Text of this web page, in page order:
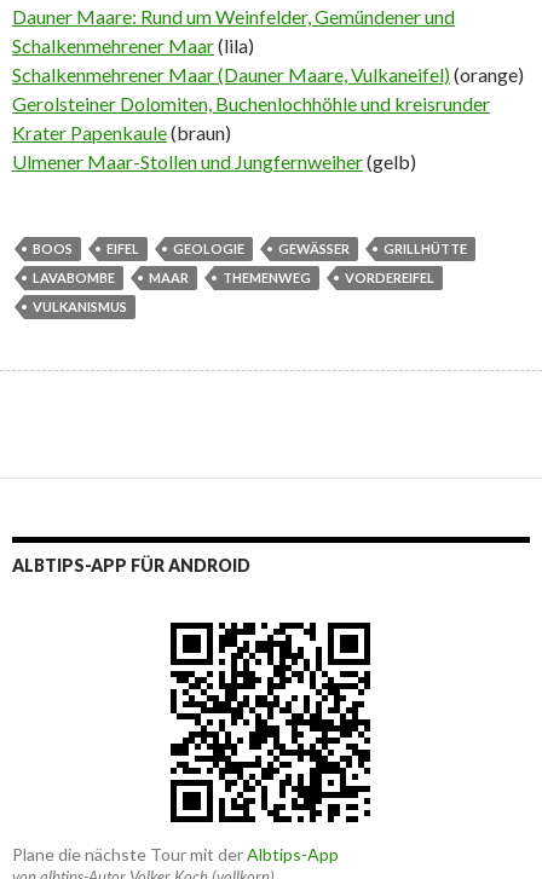
Dauner Maare: Rund um Weinfelder, Gemündener und
Schalkenmehrener Maar(lila)
Schalkenmehrener Maar (Dauner Maare, Vulkaneifel)(orange)
Gerolsteiner Dolomiten, Buchenlochhöhle und kreisrunder
Krater Papenkaule(braun)
Ulmener Maar-Stollen und Jungfernweiher(gelb)
BOOS EIFEL GEOLOGIE GEWÄSSER
GRILLHÜTTE
LAVABOMBE
MAAR THEMENWEG
VORDEREIFEL
VULKANISMUS
ALBTIPS-APP FÜR ANDROID
Plane die nächste Tour mit derAlbtips-App